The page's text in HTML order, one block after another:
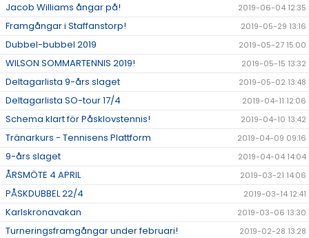
Jacob Williams ångar på! 2019-06-04 12:35
Framgångar i Staffanstorp! 2019-05-29 13:16
Dubbel-bubbel 2019 2019-05-27 15:00
WILSON SOMMARTENNIS 2019! 2019-05-15 13:32
Deltagarlista 9-års slaget 2019-05-02 13:48
Deltagarlista SO-tour 17/4 2019-04-11 12:06
Schema klart för Påsklovstennis! 2019-04-10 13:42
Tränarkurs - Tennisens Plattform 2019-04-09 09:16
9-års slaget 2019-04-04 14:04
ÅRSMÖTE 4 APRIL 2019-03-21 14:06
PÅSKDUBBEL 22/4 2019-03-14 12:41
Karlskronavakan 2019-03-06 13:30
Turneringsframgångar under februari! 2019-02-28 13:28